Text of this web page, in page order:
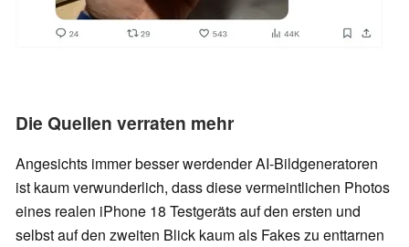
Die Quellen verraten mehr
Angesichts immer besser werdender AI-Bildgeneratoren
ist kaum verwunderlich, dass diese vermeintlichen Photos
eines realen iPhone 18 Testgeräts auf den ersten und
selbst auf den zweiten Blick kaum als Fakes zu enttarnen